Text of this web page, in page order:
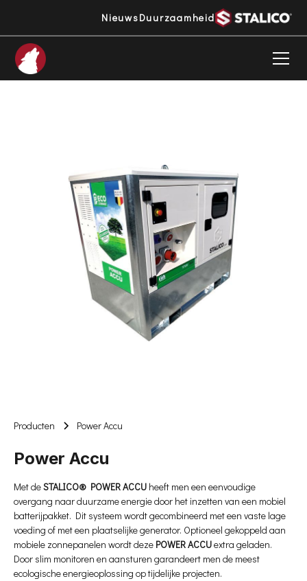
NieuwsDuurzaamheid
Producten Power Accu
Power Accu
Met deSTALICO®️ POWER ACCU heeft men een eenvoudige
overgang naar duurzame energie door het inzetten van een mobiel
batterijpakket. Dit systeem wordt gecombineerd met een vaste lage
voeding of met een plaatselijke generator. Optioneel gekoppeld aan
mobiele zonnepanelen wordt deze POWER ACCUextra geladen.
Door slim monitoren en aansturen garandeert men de meest
ecologische energieoplossing op tijdelijke projecten.